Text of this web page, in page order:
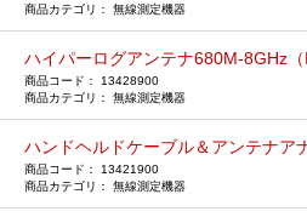
無線測定機器
ハイパーログアンテナ680M-8GHz（
13428900
無線測定機器
ハンドヘルドケーブル＆アンテナア
13421900
無線測定機器